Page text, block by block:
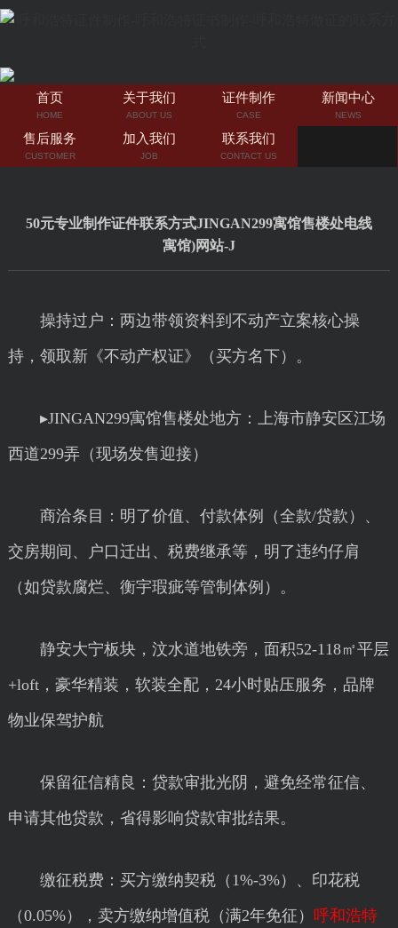
首页
HOME
关于我们
ABOUT US
证件制作
CASE
新闻中心
NEWS
售后服务
CUSTOMER
加入我们
JOB
联系我们
CONTACT US
50元专业制作证件联系方式JINGAN299寓馆售楼处电线
寓馆)网站-J
操持过户：两边带领资料到不动产立案核心操
持，领取新《不动产权证》（买方名下）。
▸JINGAN299寓馆售楼处地方：上海市静安区江场
西道299弄（现场发售迎接）
商洽条目：明了价值、付款体例（全款/贷款）、
交房期间、户口迁出、税费继承等，明了违约仔肩
（如贷款腐烂、衡宇瑕疵等管制体例）。
静安大宁板块，汶水道地铁旁，面积52-118㎡平层
+loft，豪华精装，软装全配，24小时贴压服务，品牌
物业保驾护航
保留征信精良：贷款审批光阴，避免经常征信、
申请其他贷款，省得影响贷款审批结果。
缴征税费：买方缴纳契税（1%-3%）、印花税
（0.05%），卖方缴纳增值税（满2年免征） 呼和浩特